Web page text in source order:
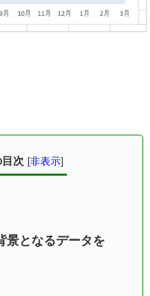
次 [非表示]
景となるデータを